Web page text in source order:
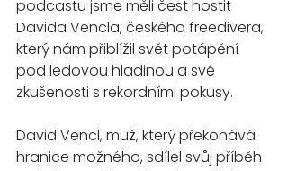
podcastu jsme měli čest hostit
Davida Vencla, českého freedivera,
který nám přiblížil svět potápění
pod ledovou hladinou a své
zkušenosti s rekordními pokusy.
David Vencl, muž, který překonává
hranice možného, sdílel svůj příběh